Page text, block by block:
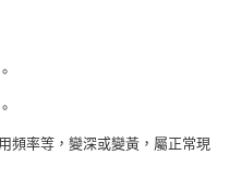
頻率等，變深或變黃，屬正常現